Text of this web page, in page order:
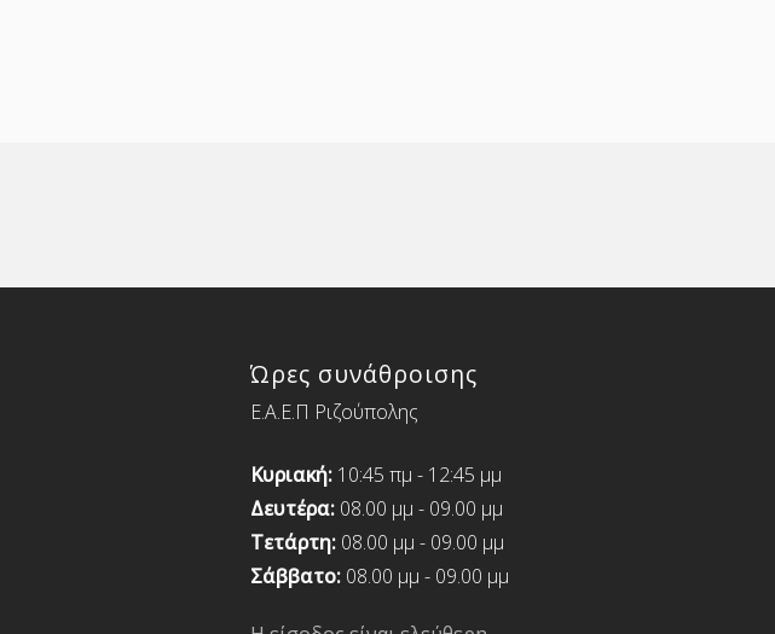
Ώρες συνάθροισης
Ε.Α.Ε.Π Ριζούπολης
Κυριακή:10:45 πμ - 12:45 μμ
Δευτέρα: 08.00 μμ - 09.00 μμ
Τετάρτη: 08.00 μμ - 09.00 μμ
Σάββατο:08.00 μμ - 09.00 μμ